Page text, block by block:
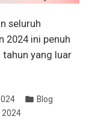
seluruh
2024 ini penuh
tahun yang luar
Posted
Blog
2024